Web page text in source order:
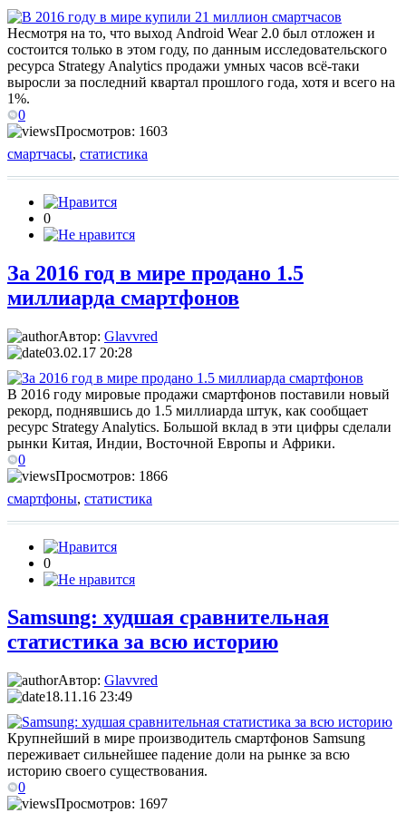
Несмотря на то, что выход Android Wear 2.0 был отложен и
состоится только в этом году, по данным исследовательского
ресурса Strategy Analytics продажи умных часов всё-таки
выросли за последний квартал прошлого года, хотя и всего на
1%.
0
Просмотров: 1603
смартчасы, статистика
0
За 2016 год в мире продано 1.5
миллиарда смартфонов
Автор: Glavvred
03.02.17 20:28
В 2016 году мировые продажи смартфонов поставили новый
рекорд, поднявшись до 1.5 миллиарда штук, как сообщает
ресурс Strategy Analytics. Большой вклад в эти цифры сделали
рынки Китая, Индии, Восточной Европы и Африки.
0
Просмотров: 1866
смартфоны, статистика
0
Samsung: худшая сравнительная
статистика за всю историю
Автор: Glavvred
18.11.16 23:49
Крупнейший в мире производитель смартфонов Samsung
переживает сильнейшее падение доли на рынке за всю
историю своего существования.
0
Просмотров: 1697